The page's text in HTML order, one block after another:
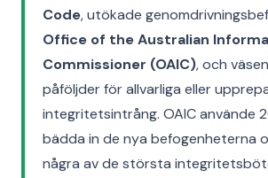
Code, utökade
Office of the Australian
Commissioner (OAIC), och
påföljder för allvarliga eller
integritetsintrång. OAIC använde
bädda in de nya befogenheterna
några av de största